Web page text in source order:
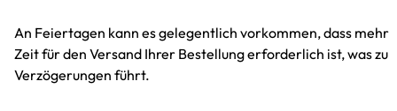
An Feiertagen kann es gelegentlich vorkommen, dass mehr
Zeit für den Versand Ihrer Bestellung erforderlich ist, was zu
Verzögerungen führt.